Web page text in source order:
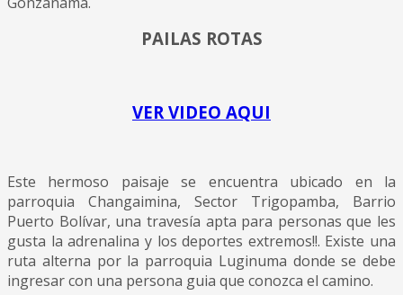
PAILAS ROTAS
VER VIDEO AQUI
Este hermoso paisaje se encuentra ubicado en la
parroquia Changaimina, Sector Trigopamba, Barrio
Puerto Bolívar, una travesía apta para personas que les
gusta la adrenalina y los deportes extremos!!. Existe una
ruta alterna por la parroquia Luginuma donde se debe
ingresar con una persona guia que conozca el camino.